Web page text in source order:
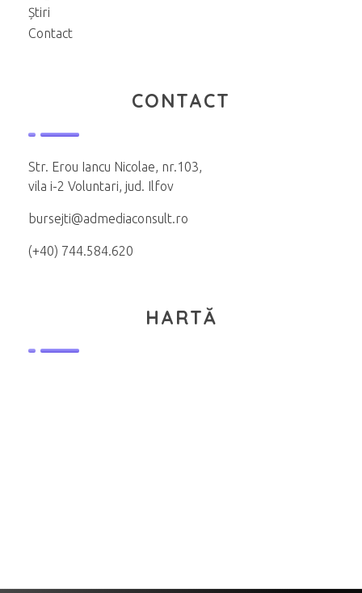
Știri
Contact
CONTACT
Str. Erou Iancu Nicolae, nr.103,
vila i-2 Voluntari, jud. Ilfov
bursejti@admediaconsult.ro
(+40) 744.584.620
HARTĂ